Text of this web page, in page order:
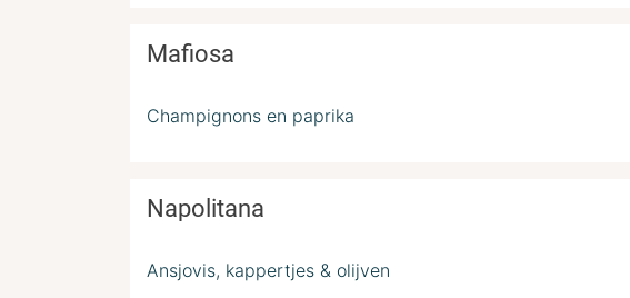
Mafiosa
Champignons en paprika
Napolitana
Ansjovis, kappertjes & olijven